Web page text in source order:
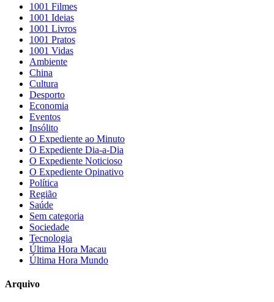
1001 Filmes
1001 Ideias
1001 Livros
1001 Pratos
1001 Vidas
Ambiente
China
Cultura
Desporto
Economia
Eventos
Insólito
O Expediente ao Minuto
O Expediente Dia-a-Dia
O Expediente Noticioso
O Expediente Opinativo
Política
Região
Saúde
Sem categoria
Sociedade
Tecnologia
Última Hora Macau
Última Hora Mundo
Arquivo